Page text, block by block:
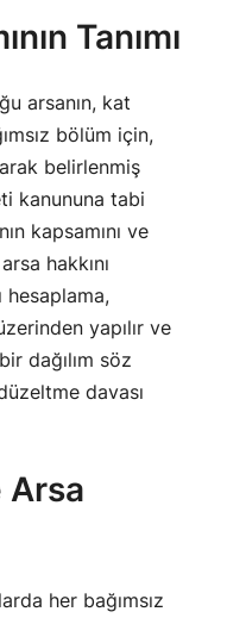
Tanımı
arsanın, kat
bölüm için,
belirlenmiş
kanununa tabi
kapsamını ve
hakkını
hesaplama,
yapılır ve
dağılım söz
davası
Arsa
her bağımsız